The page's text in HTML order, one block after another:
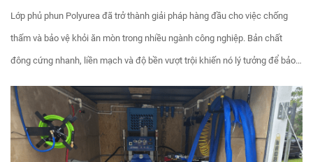
Lớp phủ phun Polyurea đã trở thành giải pháp hàng đầu cho việc chống
thấm và bảo vệ khỏi ăn mòn trong nhiều ngành công nghiệp. Bản chất
đông cứng nhanh, liền mạch và độ bền vượt trội khiến nó lý tưởng để bảo